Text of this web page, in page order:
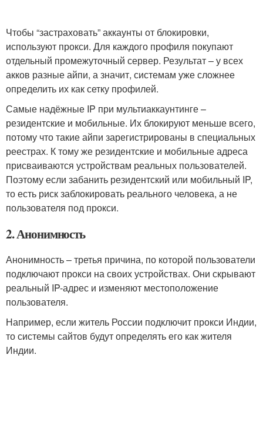
Чтобы “застраховать” аккаунты от блокировки,
используют прокси. Для каждого профиля покупают
отдельный промежуточный сервер. Результат – у всех
акков разные айпи, а значит, системам уже сложнее
определить их как сетку профилей.
Самые надёжные IP при мультиаккаунтинге –
резидентские и мобильные. Их блокируют меньше всего,
потому что такие айпи зарегистрированы в специальных
реестрах. К тому же резидентские и мобильные адреса
присваиваются устройствам реальных пользователей.
Поэтому если забанить резидентский или мобильный IP,
то есть риск заблокировать реального человека, а не
пользователя под прокси.
2. Анонимность
Анонимность – третья причина, по которой пользователи
подключают прокси на своих устройствах. Они скрывают
реальный IP-адрес и изменяют местоположение
пользователя.
Например, если житель России подключит прокси Индии,
то системы сайтов будут определять его как жителя
Индии.